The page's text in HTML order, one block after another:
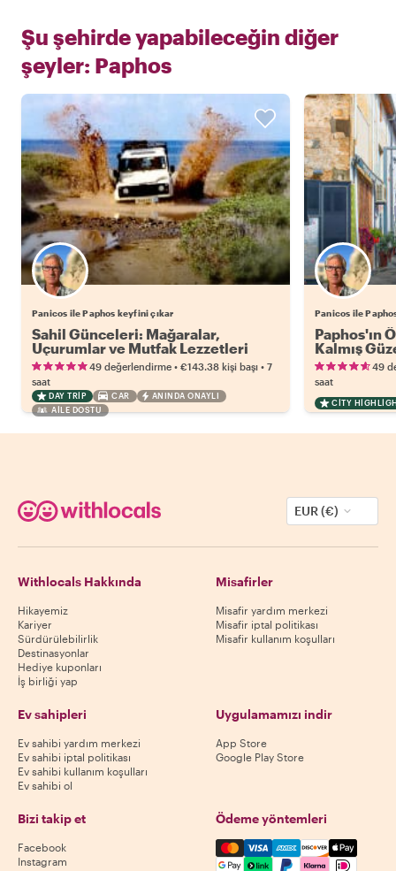
Şu şehirde yapabileceğin diğer
şeyler: Paphos
Panicos ile Paphos keyfini çıkar
Sahil Günceleri: Mağaralar,
Uçurumlar ve Mutfak Lezzetleri
49 değerlendirme • €143.38 kişi başı • 7
saat
DAY TRIP CAR
ANINDA ONAYLI
AILE DOSTU
Panicos ile
Paphos'ın
Kalmış
49
saat
CITY
EUR (€)
Withlocals Hakkında
Hikayemiz
Kariyer
Sürdürülebilirlik
Destinasyonlar
Hediye kuponları
İş birliği yap
Misafirler
Misafir yardım merkezi
Misafir iptal politikası
Misafir kullanım koşulları
Ev sahipleri
Ev sahibi yardım merkezi
Ev sahibi iptal politikası
Ev sahibi kullanım koşulları
Ev sahibi ol
Uygulamamızı indir
App Store
Google Play Store
Bizi takip et
Facebook
Instagram
Ödeme yöntemleri
Mastercard, Visa, Amex,